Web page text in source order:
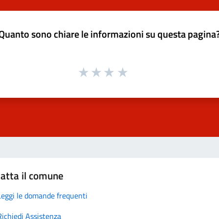
sono chiare le informazioni su questa
il comune
le domande frequenti
Assistenza